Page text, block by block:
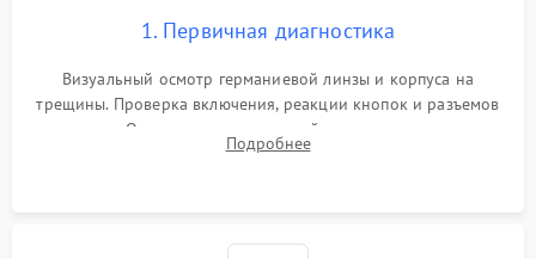
1. Первичная диагностика
Визуальный осмотр германиевой линзы и корпуса на
трещины. Проверка включения, реакции кнопок и разъемов
зарядки. Оценка вывода тепловой сигнатуры на экран,
проверка базовых функций и считывание системных
Подробнее